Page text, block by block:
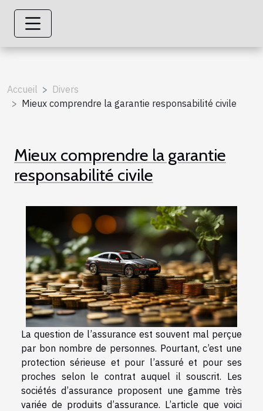
Accueil
Divers
Mieux comprendre la garantie responsabilité civile
Mieux comprendre la garantie
responsabilité civile
La question de l’assurance est souvent mal perçue
par bon nombre de personnes. Pourtant, c’est une
protection sérieuse et pour l’assuré et pour ses
proches selon le contrat auquel il souscrit. Les
sociétés d’assurance proposent une gamme très
variée de produits d’assurance. L’article que voici